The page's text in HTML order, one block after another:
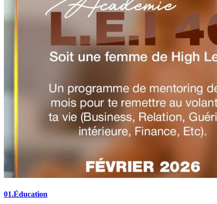
01.Éducation